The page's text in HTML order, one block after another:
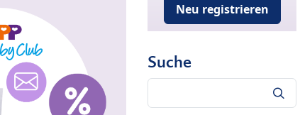
Neu registrieren
Suche